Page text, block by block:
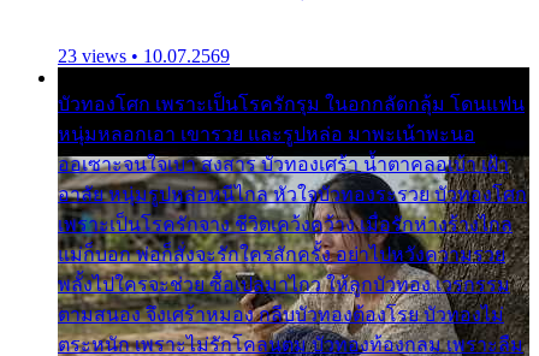
23 views • 10.07.2569
บัวทองโศก เพราะเป็นโรครักรุม ในอกกลัดกลุ้ม โดนแฟน
หนุ่มหลอกเอา เขารวย และรูปหล่อ มาพะเน้าพะนอ
ออเซาะจนใจเบา สงสาร บัวทองเศร้า น้ำตาคลอเบ้า เฝ้า
อาลัย หนุ่มรูปหล่อหนีไกล หัวใจบัวทองระรวย บัวทองโศก
เพราะเป็นโรครักจาง ชีวิตเคว้งคว้าง เมื่อรักห่างร้างไกล
แม่ก็บอก พ่อก็สั่งจะรักใครสักครั้ง อย่าไปหวังความรวย
พลั้งไปใครจะช่วย ซื้อเปลมาไกว ให้ลูกบัวทอง เวรกรรม
ตามสนอง จึงเศร้าหมอง กลีบบัวทองต้องโรย บัวทองไม่
ตระหนัก เพราะไม่รักโคลนตม บัวทองท้องกลม เพราะลืม